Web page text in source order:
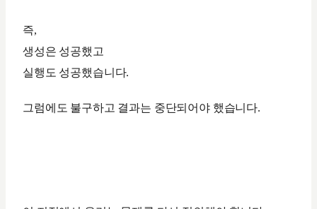
즉,
생성은 성공했고
실행도 성공했습니다.
그럼에도 불구하고 결과는 중단되어야 했습니다.